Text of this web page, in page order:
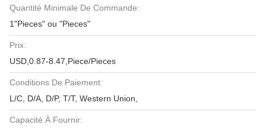
Quantité Minimale De Commande:
1"Pieces" ou "Pieces"
Prix:
USD,0.87-8.47,Piece/Pieces
Conditions De Paiement:
L/C, D/A, D/P, T/T, Western Union,
Capacité À Fournir: